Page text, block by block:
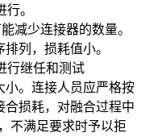
。
减少连接器的数量。
列，损耗值小。
行继任和测试
小。连接人员应严格按
合损耗，对融合过程中
不满足要求时予以拒